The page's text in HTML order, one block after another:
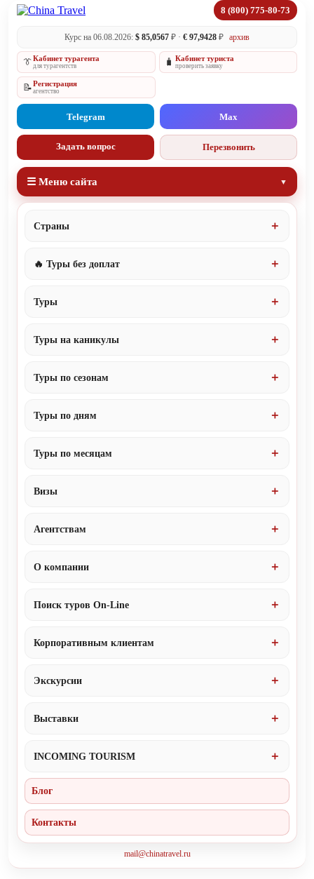
8 (800) 775-80-73
Курс на 06.08.2026: $ 85,0567 ₽ · € 97,9428 ₽ архив
👔Кабинет турагента
для турагентств 🧳 Кабинет туриста
проверить заявку
📝Регистрация
агентство
Telegram Max
Задать вопрос Перезвонить
☰ Меню сайта
Страны
🔥 Туры без доплат
Туры
Туры на каникулы
Туры по сезонам
Туры по дням
Туры по месяцам
Визы
Агентствам
О компании
Поиск туров On-Line
Корпоративным клиентам
Экскурсии
Выставки
INCOMING TOURISM
Блог
Контакты
mail@chinatravel.ru